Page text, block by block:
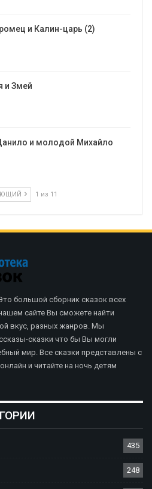
и Калин-царь (2)
и Змей
и молодой Михайло
1 из 11
большой сборник сказок всех
сайте Вы сможете найти
вкус, разных жанров. Мы
сказки что бы Вы могли
мир. Все сказки представлены с
и читайте на ночь детям
435
248